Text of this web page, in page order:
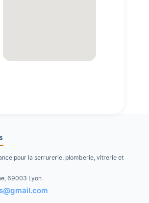
pour la serrurerie, plomberie, vitrerie et
69003 Lyon